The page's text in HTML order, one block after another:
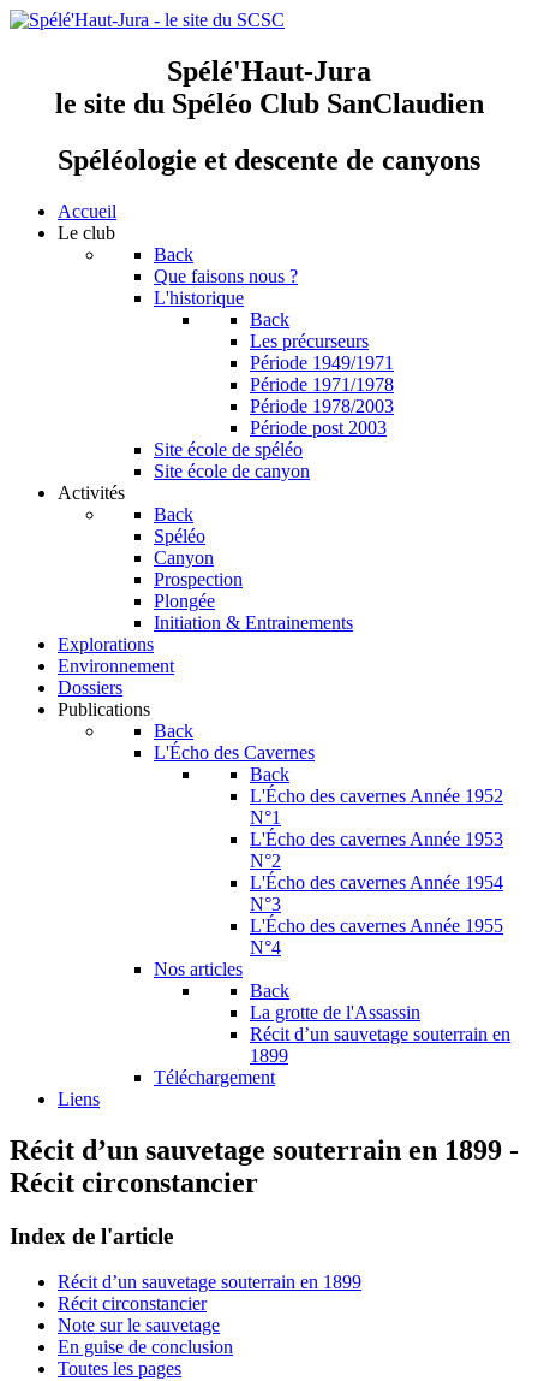
Spélé'Haut-Jura
le site du Spéléo Club SanClaudien
Spéléologie et descente de canyons
Accueil
Le club
Back
Que faisons nous ?
L'historique
Back
Les précurseurs
Période 1949/1971
Période 1971/1978
Période 1978/2003
Période post 2003
Site école de spéléo
Site école de canyon
Activités
Back
Spéléo
Canyon
Prospection
Plongée
Initiation & Entrainements
Explorations
Environnement
Dossiers
Publications
Back
L'Écho des Cavernes
Back
L'Écho des cavernes Année 1952
N°1
L'Écho des cavernes Année 1953
N°2
L'Écho des cavernes Année 1954
N°3
L'Écho des cavernes Année 1955
N°4
Nos articles
Back
La grotte de l'Assassin
Récit d’un sauvetage souterrain en
1899
Téléchargement
Liens
Récit d’un sauvetage souterrain en 1899 -
Récit circonstancier
Index de l'article
Récit d’un sauvetage souterrain en 1899
Récit circonstancier
Note sur le sauvetage
En guise de conclusion
Toutes les pages